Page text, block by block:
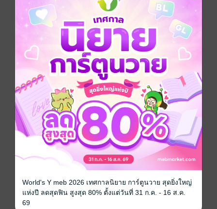
หูเต๋อหลิน (พ่อ) :ลูกสาวฉันไม่รักฉันแล้ว โฮ!
ภารกิจครั้งนี้จะสำเร็จหรือไม่?..ขอให้เพื่อนนักอ่านเอาใจ
ช่วยกันนะคะ แค่คำโปรยก็สนุกแล้วค่า เรื่องนี้เลิฟไลน์
เยอะมากอ่านแล้วกุ๊กกิ๊กหัวใจ
เวลาไม่เช้าแล้ว: เรื่องนี้มีความครบรสอ่านแล้วมีความ
คิดถึง....ชีวิตของผู้คนในสมัยปี70 ทั้งความยากไร้ในระบบ
คอมมูนทุกอย่างต้องพึ่งคูปอง หรือตั๋วเพื่อซื้อของใช้ เรื่องนี้
ไม่ดราม่า นะคะ ออกแนวน่ารักๆ ฟีลกู้ด
มีอีบุ้คนะคะจะทยอยออกเดือนละ2เล่มค่ะ
นิยายแปลเรื่องนี้ได้รับลิขสิทธิ์ทางออนไลน์อย่างถูกต้อง
ผู้ถือลิขสิทธิ์ฉบับแปลภาษาไทย : บริษัท เอ็มโมทีฟ
เจ้าของลิขสิทธิ์ต้นฉบับ : Thai language translation
World's Y meb 2026 เทศกาลนิยาย การ์ตูนวาย สุดยิ่งใหญ่
แห่งปี ลดสุดฟิน สูงสุด 80% ตั้งแต่วันที่ 31 ก.ค. - 16 ส.ค.
69